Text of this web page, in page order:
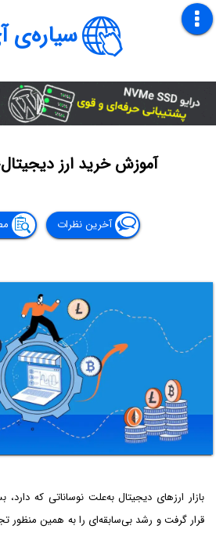
سیاره‌ی
آموزش خرید ارز
آخرین نظرات
بازار ارزهای دیجیتال به‌علت نوساناتی که دارد،
قرار گرفت و رشد بی‌سابقه‌ای را به همین منظور